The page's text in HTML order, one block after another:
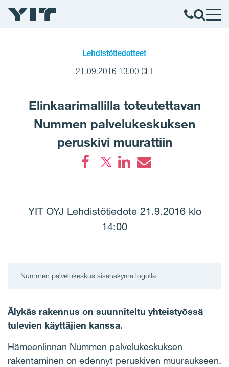
Lehdistötiedotteet
21.09.2016 13.00 CET
Elinkaarimallilla toteutettavan
Nummen palvelukeskuksen
peruskivi muurattiin
YIT OYJ Lehdistötiedote 21.9.2016 klo
14:00
Nummen palvelukeskus sisanakyma logolla
Älykäs rakennus on suunniteltu yhteistyössä
tulevien käyttäjien kanssa.
Hämeenlinnan Nummen palvelukeskuksen
rakentaminen on edennyt peruskiven muuraukseen.